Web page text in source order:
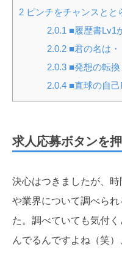
2 ピンチをチャンスとと
2.0.1 ■履歴書Lv1
2.0.2■君の名は・
2.0.3■発想の転換
2.0.4■直球の自己
求人応募ボタンを
決心はつきましたが、
や業界について調べら
た。調べていても気付
んでるんですよね（笑）